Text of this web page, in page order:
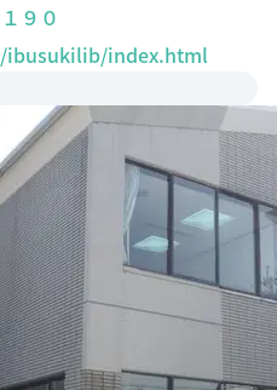
９０
index.html